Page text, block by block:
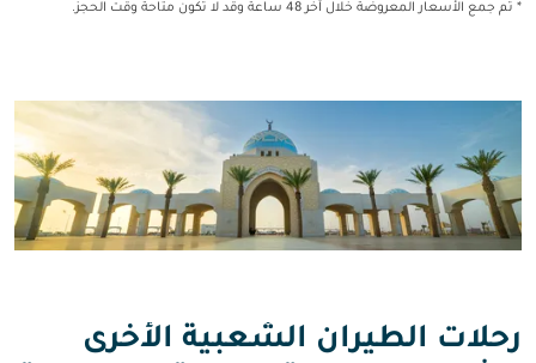
* تم جمع الأسعار المعروضة خلال آخر 48 ساعة وقد لا تكون متاحة وقت الحجز.
رحلات الطيران الشعبية الأخرى